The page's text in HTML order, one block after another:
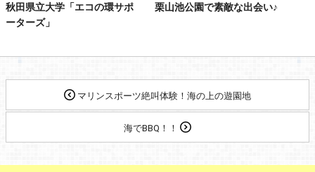
秋田県立大学「エコの環サポ
ーターズ」
栗山池公園で素敵な出会い♪
マリンスポーツ絶叫体験！海の上の遊園地
海でBBQ！！